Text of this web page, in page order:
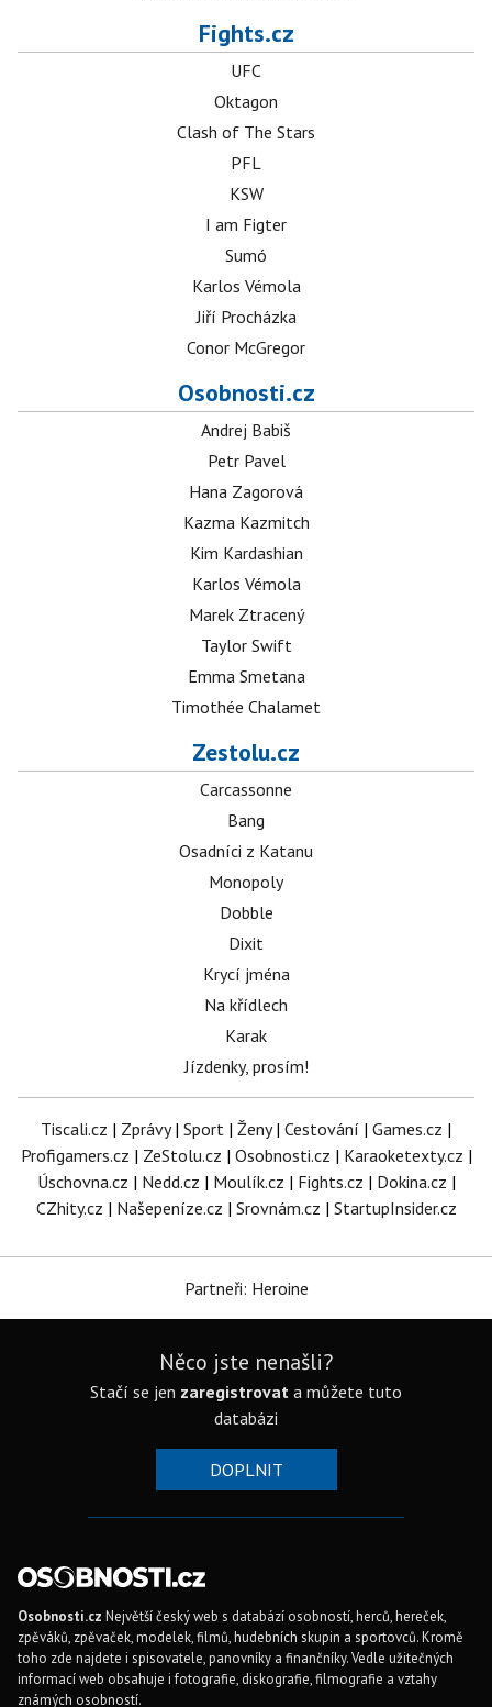
Fights.cz
UFC
Oktagon
Clash of The Stars
PFL
KSW
I am Figter
Sumó
Karlos Vémola
Jiří Procházka
Conor McGregor
Osobnosti.cz
Andrej Babiš
Petr Pavel
Hana Zagorová
Kazma Kazmitch
Kim Kardashian
Karlos Vémola
Marek Ztracený
Taylor Swift
Emma Smetana
Timothée Chalamet
Zestolu.cz
Carcassonne
Bang
Osadníci z Katanu
Monopoly
Dobble
Dixit
Krycí jména
Na křídlech
Karak
Jízdenky, prosím!
Tiscali.cz | Zprávy| Sport | Ženy| Cestování | Games.cz |
Profigamers.cz | ZeStolu.cz | Osobnosti.cz | Karaoketexty.cz |
Úschovna.cz | Nedd.cz | Moulík.cz | Fights.cz | Dokina.cz |
CZhity.cz | Našepeníze.cz | Srovnám.cz | StartupInsider.cz
Partneři: Heroine
Něco jste nenašli?
Stačí se jen zaregistrovat a můžete tuto
databázi
DOPLNIT
Osobnosti.cz Největší český web s databází osobností, herců, hereček,
zpěváků, zpěvaček, modelek, filmů, hudebních skupin a sportovců. Kromě
toho zde najdete i spisovatele, panovníky a finančníky. Vedle užitečných
informací web obsahuje i fotografie, diskografie, filmografie a vztahy
známých osobností.